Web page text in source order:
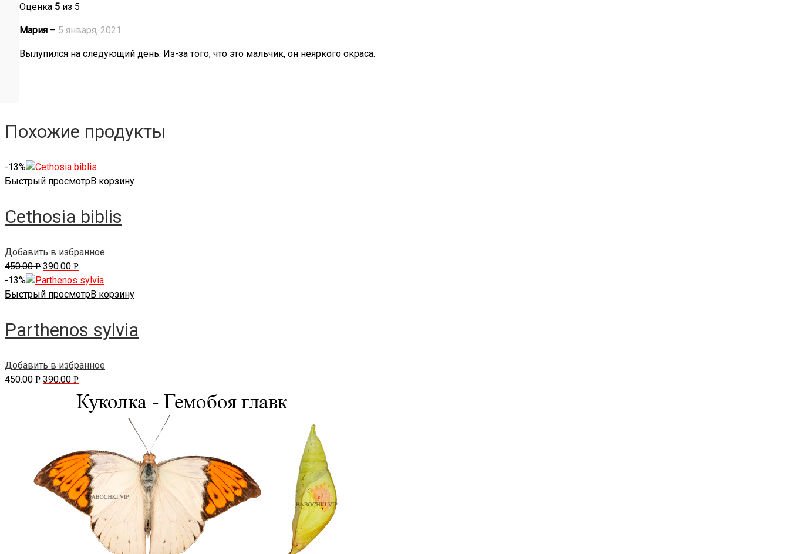
Оценка 5 из 5
Мария – 5 января, 2021
Вылупился на следующий день. Из-за того, что это мальчик, он неяркого окраса.
Похожие продукты
-13%
Быстрый просмотрВ корзину
Cethosia biblis
Добавить в избранное
450.00Р 390.00 Р
-13%
Быстрый просмотрВ корзину
Parthenos sylvia
Добавить в избранное
450.00Р 390.00 Р